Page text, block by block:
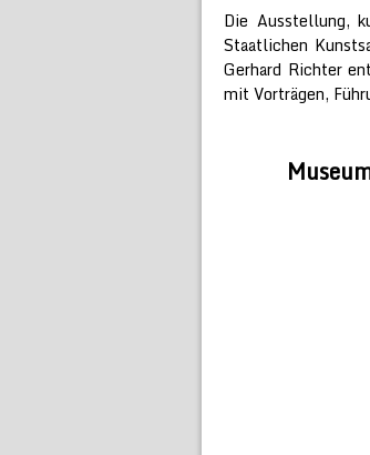
Die Ausstellung,
Staatlichen
Gerhard Richter
mit Vorträgen,